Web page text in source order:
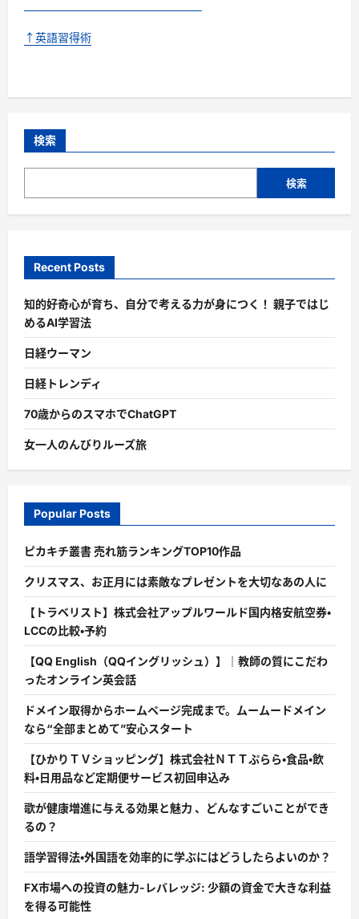
↑英語習得術
検索
検索
Recent Posts
知的好奇心が育ち、自分で考える力が身につく！ 親子ではじ
めるAI学習法
日経ウーマン
日経トレンディ
70歳からのスマホでChatGPT
女一人のんびりルーズ旅
Popular Posts
ピカキチ叢書 売れ筋ランキングTOP10作品
クリスマス、お正月には素敵なプレゼントを大切なあの人に
【トラベリスト】株式会社アップルワールド国内格安航空券・
LCCの比較・予約
【QQ English（QQイングリッシュ）】｜教師の質にこだわ
ったオンライン英会話
ドメイン取得からホームページ完成まで。ムームードメイン
なら“全部まとめて”安心スタート
【ひかりＴＶショッピング】株式会社ＮＴＴぷらら・食品・飲
料・日用品など定期便サービス初回申込み
歌が健康増進に与える効果と魅力 、どんなすごいことができ
るの？
語学習得法・外国語を効率的に学ぶにはどうしたらよいのか？
FX市場への投資の魅力-レバレッジ: 少額の資金で大きな利益
を得る可能性